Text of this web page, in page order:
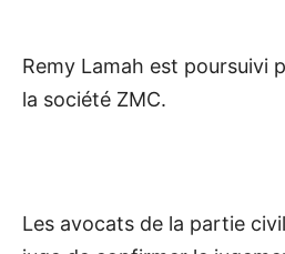
Remy Lamah est poursuivi
la société ZMC.
Les avocats de la partie